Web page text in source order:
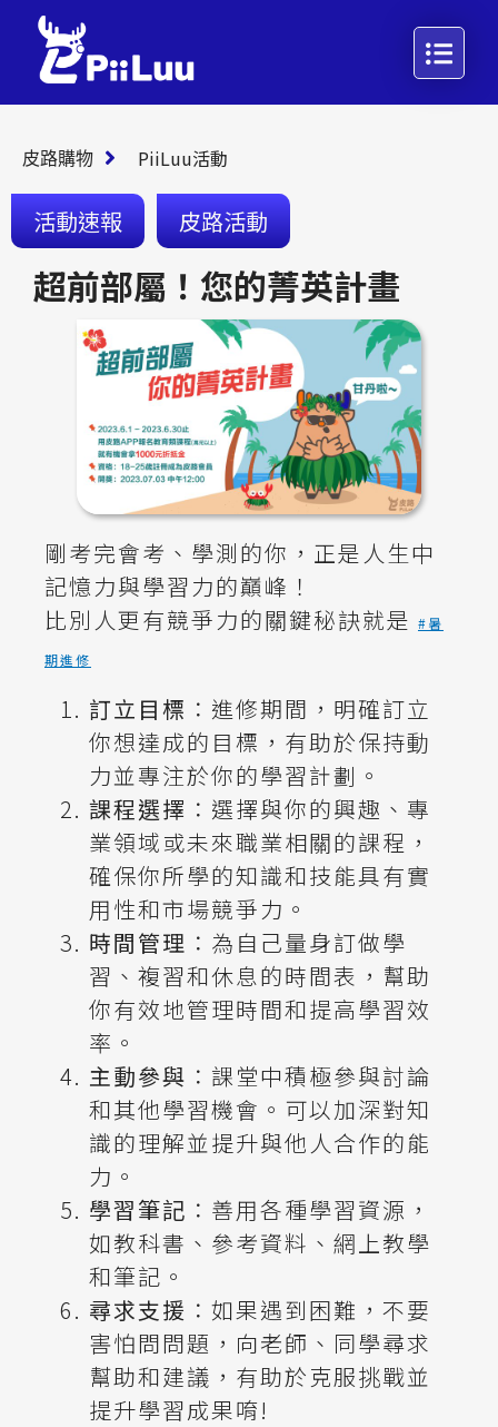
皮路購物 PiiLuu活動
活動速報 皮路活動
超前部屬！您的菁英計畫
剛考完會考、學測的你，正是人生中
記憶力與學習力的巔峰！
比別人更有競爭力的關鍵秘訣就是 #暑
期進修
訂立目標 ：進修期間，明確訂立
你想達成的目標，有助於保持動
力並專注於你的學習計劃。
課程選擇 ：選擇與你的興趣、專
業領域或未來職業相關的課程，
確保你所學的知識和技能具有實
用性和市場競爭力。
時間管理 ：為自己量身訂做學
習、複習和休息的時間表，幫助
你有效地管理時間和提高學習效
率。
主動參與 ：課堂中積極參與討論
和其他學習機會。可以加深對知
識的理解並提升與他人合作的能
力。
學習筆記 ：善用各種學習資源，
如教科書、參考資料、網上教學
和筆記。
尋求支援 ：如果遇到困難，不要
害怕問問題，向老師、同學尋求
幫助和建議，有助於克服挑戰並
提升學習成果唷!